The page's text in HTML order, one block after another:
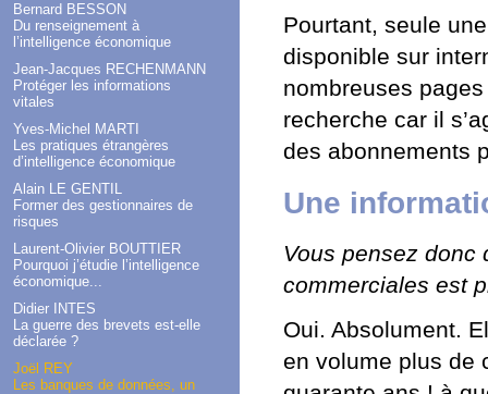
Bernard BESSON
Du renseignement à
l’intelligence économique
Jean-Jacques RECHENMANN
Protéger les informations
vitales
Yves-Michel MARTI
Les pratiques étrangères
d’intelligence économique
Alain LE GENTIL
Former des gestionnaires de
risques
Laurent-Olivier BOUTTIER
Pourquoi j’étudie l’intelligence
économique...
Didier INTES
La guerre des brevets est-elle
déclarée ?
Joël REY
Les banques de données, un
Pourtant, seule
disponible sur
nombreuses
recherche car il
des abonnements
Une
Vous pensez donc
commerciales est
Oui. Absolument.
en volume plus de